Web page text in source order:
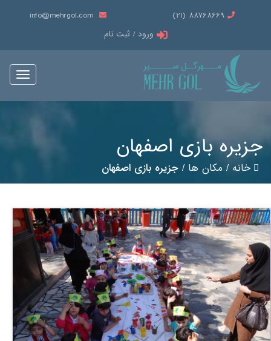
88768669 (21)
info@mehrgol.com
ورود / ثبت نام
Toggle
جزیره بازی اصفهان
خانه/ مکان ها/ جزیره بازی اصفهان